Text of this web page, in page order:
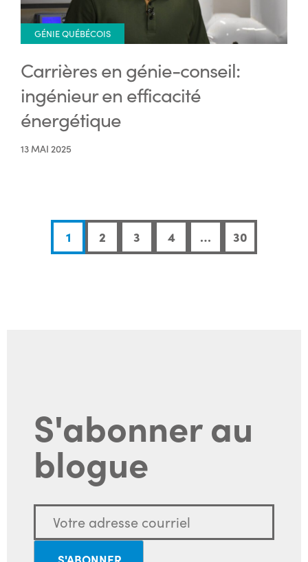
GÉNIE QUÉBÉCOIS
Carrières en génie-conseil:
ingénieur en efficacité
énergétique
13 MAI 2025
1 2 3 4 … 30
S'abonner au
blogue